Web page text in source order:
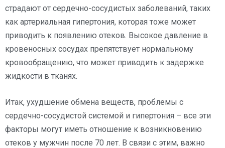
страдают от сердечно-сосудистых заболеваний, таких
как артериальная гипертония, которая тоже может
приводить к появлению отеков. Высокое давление в
кровеносных сосудах препятствует нормальному
кровообращению, что может приводить к задержке
жидкости в тканях.
Итак, ухудшение обмена веществ, проблемы с
сердечно-сосудистой системой и гипертония – все эти
факторы могут иметь отношение к возникновению
отеков у мужчин после 70 лет. В связи с этим, важно